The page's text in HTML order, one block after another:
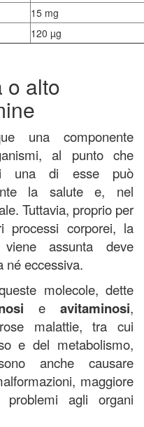
15 mg
120 µg
o alto
una componente
al punto che
una di esse può
la salute e, nel
Tuttavia, proprio per
processi corporei, la
assunta deve
né eccessiva.
molecole, dette
e avitaminosi,
malattie, tra cui
e del metabolismo,
anche causare
maggiore
agli organi